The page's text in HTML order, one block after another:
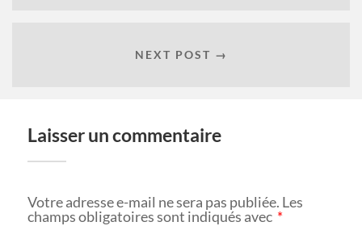
NEXT POST →
Laisser un commentaire
Votre adresse e-mail ne sera pas publiée. Les
champs obligatoires sont indiqués avec *